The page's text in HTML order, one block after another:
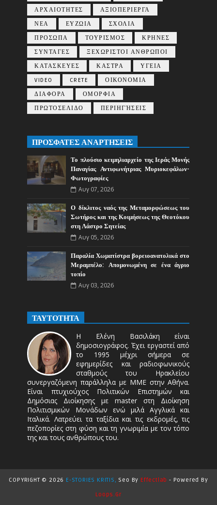
ΑΡΧΑΙΟΤΗΤΕΣ
ΑΞΙΟΠΕΡΙΕΡΓΑ
ΝΕΑ
ΕΥΖΩΙΑ
ΣΧΟΛΙΑ
ΠΡΟΣΩΠΑ
ΤΟΥΡΙΣΜΟΣ
ΚΡΗΝΕΣ
ΣΥΝΤΑΓΕΣ
ΞΕΧΩΡΙΣΤΟΙ ΑΝΘΡΩΠΟΙ
ΚΑΤΑΣΚΕΥΕΣ
ΚΑΣΤΡΑ
ΥΓΕΙΑ
VIDEO
CRETE
ΟΙΚΟΝΟΜΙΑ
ΔΙΑΦΟΡΑ
ΟΜΟΡΦΙΑ
ΠΡΩΤΟΣΕΛΙΔΟ
ΠΕΡΙΗΓΉΣΕΙΣ
ΠΡΟΣΦΑΤΕΣ ΑΝΑΡΤΗΣΕΙΣ
Το πλούσιο κειμηλιαρχείο της Ιεράς Μονής
Παναγίας Αντιφωνήτριας Μυριοκεφάλων-
Φωτογραφίες
Αυγ 07, 2026
Ο δίκλιτος ναός της Μεταμορφώσεως του
Σωτήρος και της Κοιμήσεως της Θεοτόκου
στη Λάστρο Σητείας
Αυγ 05, 2026
Παραλία Χωματίστρα βορειοανατολικά στο
Μεραμπέλο: Απομονωμένη σε ένα άγριο
τοπίο
Αυγ 03, 2026
ΤΑΥΤΟΤΗΤΑ
Η Ελένη Βασιλάκη είναι
δημοσιογράφος. Έχει εργαστεί από
το 1995 μέχρι σήμερα σε
εφημερίδες και ραδιοφωνικούς
σταθμούς του Ηρακλείου
συνεργαζόμενη παράλληλα με ΜΜΕ στην Αθήνα.
Είναι πτυχιούχος Πολιτικών Επιστημών και
Δημόσιας Διοίκησης με master στη Διοίκηση
Πολιτισμικών Μονάδων ενώ μιλά Αγγλικά και
Ιταλικά. Λατρεύει τα ταξίδια και τις εκδρομές, τις
πεζοπορίες στη φύση και τη γνωριμία με τον τόπο
της και τους ανθρώπους του.
COPYRIGHT © 2026 E-STORIES KRITIS, Seo By Effectlab - Powered By
Loops.gr